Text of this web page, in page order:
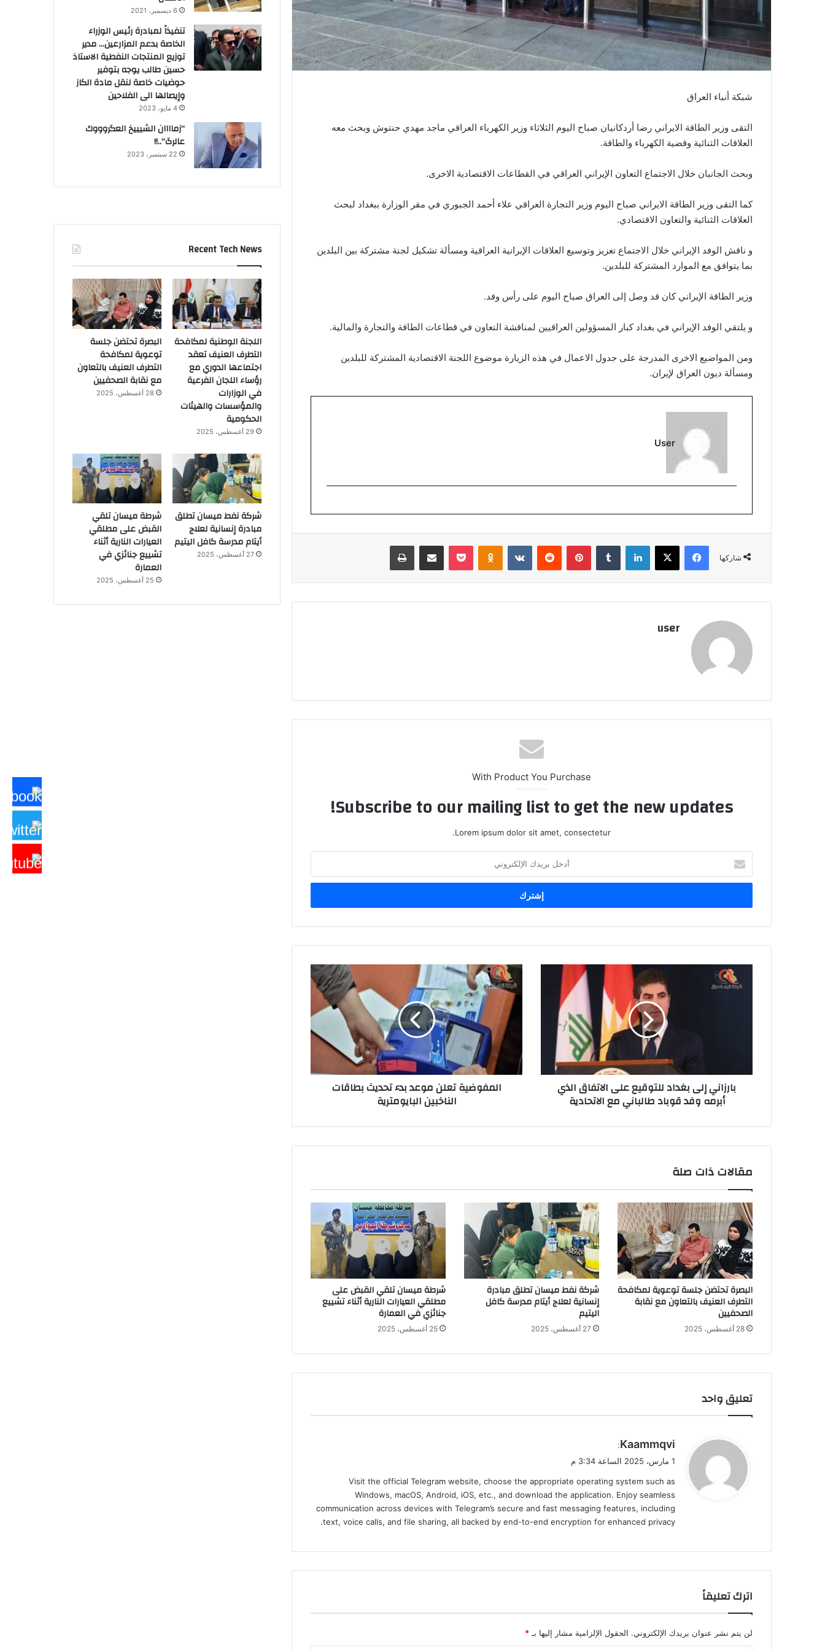
شبكة أنباء العراق
التقى وزير الطاقة الايراني رضا أردكانيان صباح اليوم الثلاثاء وزير الكهرباء العراقي ماجد مهدي حنتوش وبحث معه
العلاقات الثنائية وقضية الكهرباء والطاقة.
وبحث الجانبان خلال الاجتماع التعاون الإيراني العراقي في القطاعات الاقتصادية الاخرى.
كما التقى وزير الطاقة الايراني صباح اليوم وزير التجارة العراقي علاء أحمد الجبوري في مقر الوزارة ببغداد لبحث
العلاقات الثنائية والتعاون الاقتصادي.
و ناقش الوفد الإيراني خلال الاجتماع تعزيز وتوسيع العلاقات الإيرانية العراقية ومسألة تشكيل لجنة مشتركة بين البلدين
بما يتوافق مع الموارد المشتركة للبلدين.
وزير الطاقة الإيراني كان قد وصل إلى العراق صباح اليوم على رأس وفد.
و يلتقي الوفد الإيراني في بغداد كبار المسؤولين العراقيين لمناقشة التعاون في قطاعات الطاقة والتجارة والمالية.
ومن المواضيع الاخرى المدرجة على جدول الاعمال في هذه الزيارة موضوع اللجنة الاقتصادية المشتركة للبلدين
ومسألة ديون العراق لإيران.
User
شاركها
فيسبوك ‫X لينكدإن بينتيريست Odnoklassniki
‫Pocket مشاركة عبر البريد طباعة
user
With Product You Purchase
Subscribe to our mailing list to get the new updates!
Lorem ipsum dolor sit amet, consectetur.
بريدك
الإلكتروني
بارزاني
وفد
الاتحادية
بارزاني إلى بغداد للتوقيع على الاتفاق الذي
أبرمه وفد قوباد طالباني مع الاتحادية
المفوضية
تعلن
موعد
بدء
تحديث
بطاقات
الناخبين
البايومترية
المفوضية تعلن موعد بدء تحديث بطاقات
الناخبين البايومترية
مقالات ذات صلة
البصرة تحتضن جلسة توعوية لمكافحة
التطرف العنيف بالتعاون مع نقابة
الصحفيين
28 أغسطس، 2025
شركة نفط ميسان تطلق مبادرة
إنسانية لعلاج أيتام مدرسة كافل
اليتيم
27 أغسطس، 2025
شرطة ميسان تلقي القبض على
مطلقي العيارات النارية أثناء تشييع
جنائزي في العمارة
25 أغسطس، 2025
تعليق واحد
ي
ق
ل
Kaammqvi
:
1 مارس، 2025 الساعة 3:34 م
Visit the official Telegram website, choose the appropriate operating system such as
Windows, macOS, Android, iOS, etc., and download the application. Enjoy seamless
communication across devices with Telegram’s secure and fast messaging features, including
text, voice calls, and file sharing, all backed by end-to-end encryption for enhanced privacy.
اترك تعليقاً
لن يتم نشر عنوان بريدك الإلكتروني. الحقول الإلزامية مشار إليها بـ*
6 ديسمبر، 2021
تنفيذاً لمبادرة رئيس الوزراء
الخاصة بدعم المزارعين… مدير
توزيع المنتجات النفطية الاستاذ
حسين طالب يوجه بتوفير
حوضيات خاصة لنقل مادة الكاز
وإيصالها الى الفلاحين
4 مايو، 2023
“زماااان الشيييخ العگروووك
عالرگ”..!!
22 سبتمبر، 2023
Recent Tech News
اللجنة الوطنية لمكافحة
التطرف العنيف تعقد
اجتماعها الدوري مع
رؤساء اللجان الفرعية
في الوزارات
والمؤسسات والهيئات
الحكومية
29 أغسطس، 2025
البصرة تحتضن جلسة
توعوية لمكافحة
التطرف العنيف بالتعاون
مع نقابة الصحفيين
28 أغسطس، 2025
شركة نفط ميسان تطلق
مبادرة إنسانية لعلاج
أيتام مدرسة كافل اليتيم
27 أغسطس، 2025
شرطة ميسان تلقي
القبض على مطلقي
العيارات النارية أثناء
تشييع جنائزي في
العمارة
25 أغسطس، 2025